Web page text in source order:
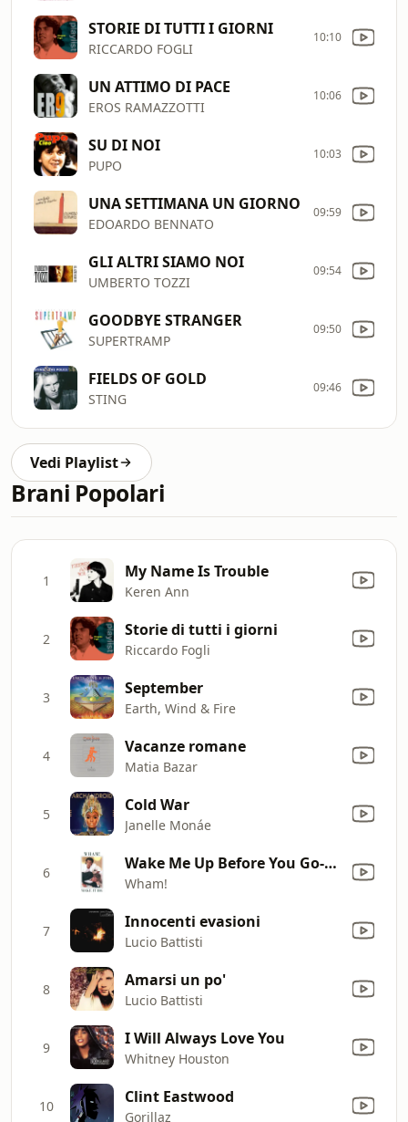
STORIE DI TUTTI I GIORNI
RICCARDO FOGLI
10:10
UN ATTIMO DI PACE
EROS RAMAZZOTTI
10:06
SU DI NOI
PUPO
10:03
UNA SETTIMANA UN GIORNO
EDOARDO BENNATO
09:59
GLI ALTRI SIAMO NOI
UMBERTO TOZZI
09:54
GOODBYE STRANGER
SUPERTRAMP
09:50
FIELDS OF GOLD
STING
09:46
Vedi Playlist
Brani Popolari
1 My Name Is Trouble
Keren Ann
2 Storie di tutti i giorni
Riccardo Fogli
3 September
Earth, Wind & Fire
4 Vacanze romane
Matia Bazar
5 Cold War
Janelle Monáe
6 Wake Me Up Before You Go-Go
Wham!
7 Innocenti evasioni
Lucio Battisti
8 Amarsi un po'
Lucio Battisti
9 I Will Always Love You
Whitney Houston
10 Clint Eastwood
Gorillaz